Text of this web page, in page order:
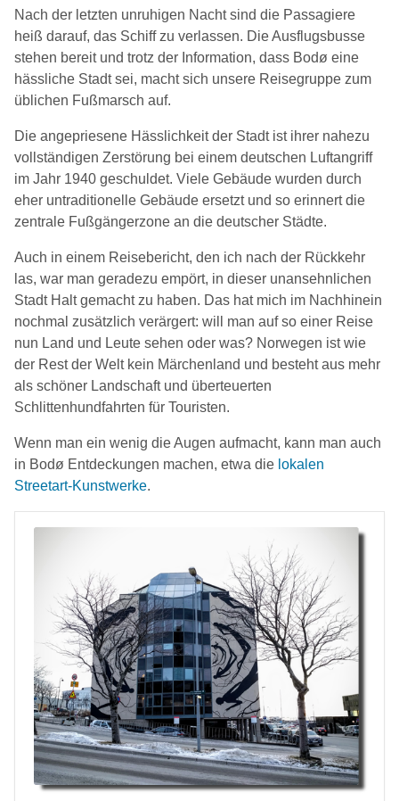
Nach der letzten unruhigen Nacht sind die Passagiere
heiß darauf, das Schiff zu verlassen. Die Ausflugsbusse
stehen bereit und trotz der Information, dass Bodø eine
hässliche Stadt sei, macht sich unsere Reisegruppe zum
üblichen Fußmarsch auf.
Die angepriesene Hässlichkeit der Stadt ist ihrer nahezu
vollständigen Zerstörung bei einem deutschen Luftangriff
im Jahr 1940 geschuldet. Viele Gebäude wurden durch
eher untraditionelle Gebäude ersetzt und so erinnert die
zentrale Fußgängerzone an die deutscher Städte.
Auch in einem Reisebericht, den ich nach der Rückkehr
las, war man geradezu empört, in dieser unansehnlichen
Stadt Halt gemacht zu haben. Das hat mich im Nachhinein
nochmal zusätzlich verärgert: will man auf so einer Reise
nun Land und Leute sehen oder was? Norwegen ist wie
der Rest der Welt kein Märchenland und besteht aus mehr
als schöner Landschaft und überteuerten
Schlittenhundfahrten für Touristen.
Wenn man ein wenig die Augen aufmacht, kann man auch
in Bodø Entdeckungen machen, etwa die lokalen
Streetart-Kunstwerke.